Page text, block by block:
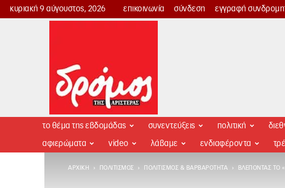
κυριακή 9 αύγουστος, 2026 επικοινωνία σύνδεση εγγραφή
Δρόμος
το θέμα της εβδομάδας συνεντεύξεις πολιτική
αφιερώματα video λάβαμε ενδιαφέροντα
ΑΡΧΙΚΉ ΠΟΛΙΤΙΣΜΌΣ ΠΟΛΙΤΙΣΜΌΣ & ΒΑΡΒΑΡΌΤΗΤΑ ΒΛΈΠΟΝΤΑΣ ΤΟ